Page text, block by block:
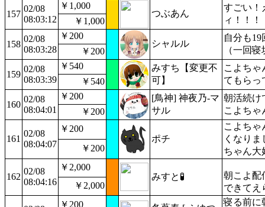
157
02/08
08:03:12
￥1,000
つぶあん
すごい！
ィ！！！
￥1,000
158
02/08
08:03:28
￥200
シャルル
自分も
（一回
￥200
159
02/08
08:03:39
￥540
みすち【変更不
可】
こよちゃ
てもらっ
￥540
160
02/08
08:04:01
￥200
[鳥神] 神夜乃-マ
サル
朝活続け
こよちゃ
￥200
161
02/08
08:04:07
￥200
ポチ
こよちゃ
くなり
ちゃん大
￥200
162
02/08
08:04:16
￥2,000
みすと🧪
朝こよ配
できてえ
￥2,000
￥200 寝る前に